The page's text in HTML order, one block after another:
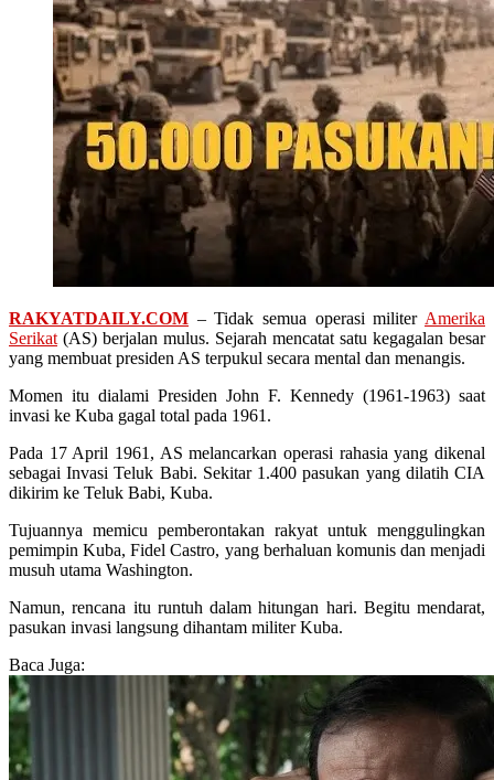
RAKYATDAILY.COM – Tidak semua operasi militer Amerika
Serikat (AS) berjalan mulus. Sejarah mencatat satu kegagalan besar
yang membuat presiden AS terpukul secara mental dan menangis.
Momen itu dialami Presiden John F. Kennedy (1961-1963) saat
invasi ke Kuba gagal total pada 1961.
Pada 17 April 1961, AS melancarkan operasi rahasia yang dikenal
sebagai Invasi Teluk Babi. Sekitar 1.400 pasukan yang dilatih CIA
dikirim ke Teluk Babi, Kuba.
Tujuannya memicu pemberontakan rakyat untuk menggulingkan
pemimpin Kuba, Fidel Castro, yang berhaluan komunis dan menjadi
musuh utama Washington.
Namun, rencana itu runtuh dalam hitungan hari. Begitu mendarat,
pasukan invasi langsung dihantam militer Kuba.
Baca Juga: